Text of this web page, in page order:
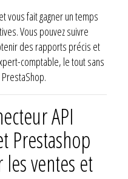
vous fait gagner un temps
Vous pouvez suivre
des rapports précis et
comptable, le tout sans
API
Prestashop
ventes et